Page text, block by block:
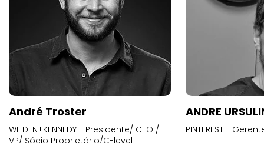
André Troster
WIEDEN+KENNEDY - Presidente/ CEO /
VP/ Sócio Proprietário/C-level
ANDRE
PINTEREST -